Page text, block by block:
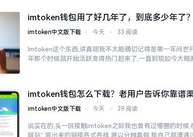
imtoken钱包用了好几年了，到底多少年了？
imtoken中文版下载 ⋅ 今天 ⋅ 33 阅读
Imtoken这个东西,讲真呢我不太能确切记得是哪一年问
年那个时候就开始活跃变得热门起来了,一直到现如今大概
imtoken钱包怎么下载？老用户告诉你靠谱
imtoken中文版下载 ⋅ 今天 ⋅ 39 阅读
说实在的,头一回接触imtoken之际我也曾有过懵圈的时候
网站”,冒出来的链接各式各样,难以分辨真假,我自己就遭遇